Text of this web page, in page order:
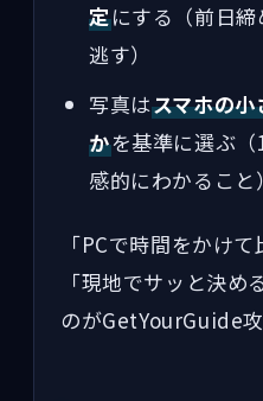
定にする（前日
逃す）
写真はスマホの
かを基準に選ぶ
感的にわかること）
「PCで時間をかけ
「現地でサッと決め
のがGetYourGuide攻